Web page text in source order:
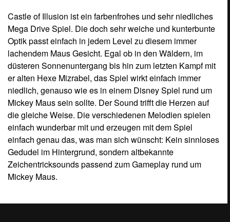
Castle of Illusion ist ein farbenfrohes und sehr niedliches
Mega Drive Spiel. Die doch sehr weiche und kunterbunte
Optik passt einfach in jedem Level zu diesem immer
lachendem Maus Gesicht. Egal ob in den Wäldern, im
düsteren Sonnenuntergang bis hin zum letzten Kampf mit
er alten Hexe Mizrabel, das Spiel wirkt einfach immer
niedlich, genauso wie es in einem Disney Spiel rund um
Mickey Maus sein sollte. Der Sound trifft die Herzen auf
die gleiche Weise. Die verschiedenen Melodien spielen
einfach wunderbar mit und erzeugen mit dem Spiel
einfach genau das, was man sich wünscht: Kein sinnloses
Gedudel im Hintergrund, sondern altbekannte
Zeichentricksounds passend zum Gameplay rund um
Mickey Maus.